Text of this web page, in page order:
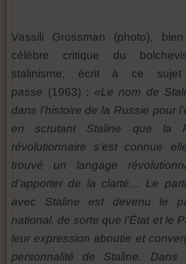
Vassili Grossman (photo),
célèbre critique du
stalinisme, écrit à ce
passe (1963) : «Le nom de
dans l’histoire de la Russie pour
en scrutant Staline que la
révolutionnaire s’est connue
trouvé un langage
d’apporter de la clarté… Le
avec Staline est devenu le
national, de sorte que l’État et le
leur expression aboutie et
personnalité de Staline. Dans